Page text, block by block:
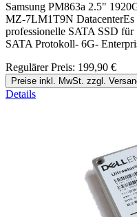
Samsung PM863a 2.5"
MZ-7LM1T9N DatacenterEs
professionelle SATA SSD
SATA Protokoll- 6G-
Regulärer Preis: 199,90 €
Preise inkl. MwSt. zzgl.
Details